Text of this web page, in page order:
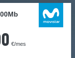
€/mes